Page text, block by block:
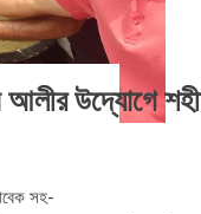
আলীর উদ্যোগে
সহ-